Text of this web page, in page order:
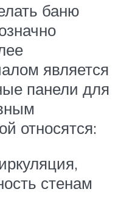
баню
является
панели для
относятся:
стенам